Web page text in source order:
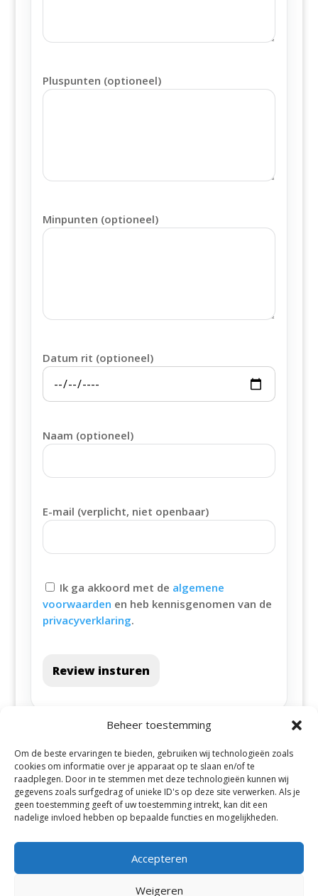
Beheer toestemming
Om de beste ervaringen te bieden, gebruiken wij technologieën zoals
cookies om informatie over je apparaat op te slaan en/of te
raadplegen. Door in te stemmen met deze technologieën kunnen wij
gegevens zoals surfgedrag of unieke ID's op deze site verwerken. Als je
geen toestemming geeft of uw toestemming intrekt, kan dit een
nadelige invloed hebben op bepaalde functies en mogelijkheden.
Accepteren
Weigeren
Pluspunten (optioneel)
Minpunten (optioneel)
Datum rit (optioneel)
Naam (optioneel)
E-mail (verplicht, niet openbaar)
Ik ga akkoord met de algemene
voorwaarden en heb kennisgenomen van de
privacyverklaring.
Review insturen
Alle steden